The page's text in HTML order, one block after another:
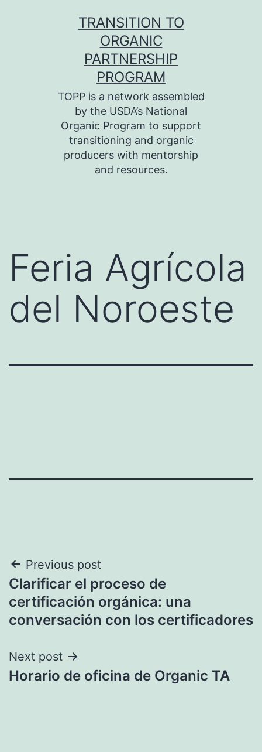
TRANSITION TO
ORGANIC
PARTNERSHIP
PROGRAM
TOPP is a network assembled
by the USDA’s National
Organic Program to support
transitioning and organic
producers with mentorship
and resources.
Feria Agrícola
del Noroeste
Navegación
de
entradas
Previous post
Clarificar el proceso de
certificación orgánica: una
conversación con los certificadores
Next post
Horario de oficina de Organic TA